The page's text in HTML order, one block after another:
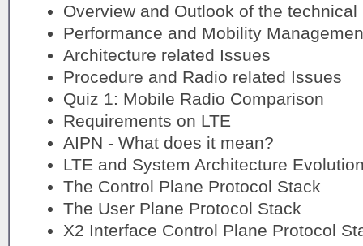
Overview and Outlook of the technical
Performance and Mobility
Architecture related Issues
Procedure and Radio related Issues
Quiz 1: Mobile Radio Comparison
Requirements on LTE
AIPN - What does it mean?
LTE and System Architecture
The Control Plane Protocol Stack
The User Plane Protocol Stack
X2 Interface Control Plane Protocol